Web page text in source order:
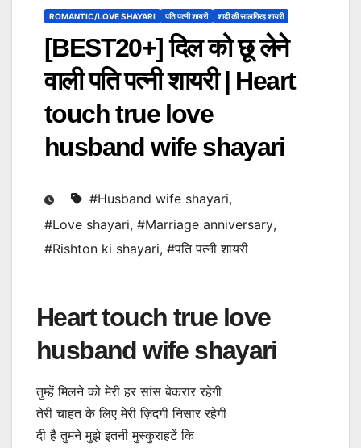
ROMANTIC/LOVE SHAYARI पति पत्नी शायरी शादी की सालगिरह शायरी
[BEST20+] दिल को छू लेने
वाली पति पत्नी शायरी | Heart
touch true love
husband wife shayari
#Husband wife shayari,
#Love shayari, #Marriage anniversary,
#Rishton ki shayari, #पति पत्नी शायरी
Heart touch true love
husband wife shayari
तुम्हें मिलने को मेरी हर सांस बेकरार रहेगी
तेरी चाहत के लिए मेरी ज़िंदगी निसार रहेगी
दी है तुमने मुझे इतनी मुस्कुराहटें कि